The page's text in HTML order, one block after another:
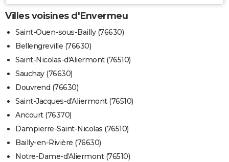
Villes voisines d'Envermeu
Saint-Ouen-sous-Bailly (76630)
Bellengreville (76630)
Saint-Nicolas-d'Aliermont (76510)
Sauchay (76630)
Douvrend (76630)
Saint-Jacques-d'Aliermont (76510)
Ancourt (76370)
Dampierre-Saint-Nicolas (76510)
Bailly-en-Rivière (76630)
Notre-Dame-d'Aliermont (76510)